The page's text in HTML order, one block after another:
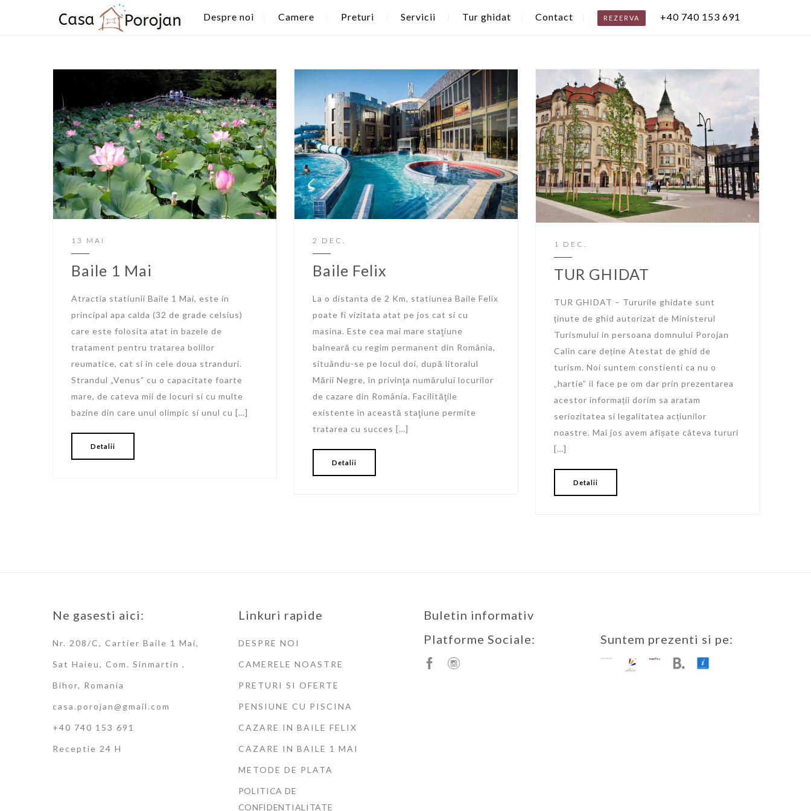
Despre noi Camere Preturi Servicii Tur ghidat Contact REZERVA +40 740 153 691
13 MAI
Baile 1 Mai
Atractia statiunii Baile 1 Mai, este in
principal apa calda (32 de grade celsius)
care este folosita atat in bazele de
tratament pentru tratarea bolilor
reumatice, cat si in cele doua stranduri.
Strandul „Venus” cu o capacitate foarte
mare, de cateva mii de locuri si cu multe
bazine din care unul olimpic si unul cu […]
Detalii
2 DEC.
Baile Felix
La o distanta de 2 Km, statiunea Baile Felix
poate fi vizitata atat pe jos cat si cu
masina. Este cea mai mare staţiune
balneară cu regim permanent din România,
situându-se pe locul doi, după litoralul
Mării Negre, în privinţa numărului locurilor
de cazare din România. Facilităţile
existente în această staţiune permite
tratarea cu succes […]
Detalii
1 DEC.
TUR GHIDAT
TUR GHIDAT – Tururile ghidate sunt
ținute de ghid autorizat de Ministerul
Turismului in persoana domnului Porojan
Calin care deține Atestat de ghid de
turism. Noi suntem constienti ca nu o
„hartie” il face pe om dar prin prezentarea
acestor informații dorim sa aratam
seriozitatea si legalitatea acțiunilor
noastre. Mai jos avem afișate câteva tururi
[…]
Detalii
Ne gasesti aici:
Nr. 208/C, Cartier Baile 1 Mai,
Sat Haieu, Com. Sinmartin ,
Bihor, Romania
casa.porojan@gmail.com
+40 740 153 691
Receptie 24 H
Linkuri rapide
DESPRE NOI
CAMERELE NOASTRE
PRETURI SI OFERTE
PENSIUNE CU PISCINA
CAZARE IN BAILE FELIX
CAZARE IN BAILE 1 MAI
METODE DE PLATA
POLITICA DE
CONFIDENTIALITATE
Buletin informativ
Platforme Sociale:
Suntem prezenti si pe: